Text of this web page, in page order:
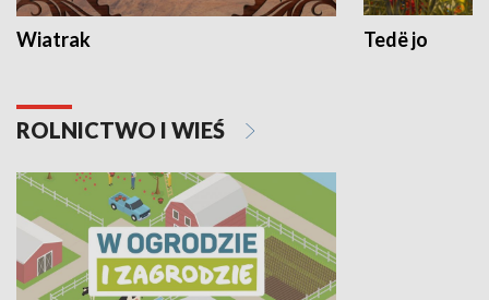
Wiatrak Tedë jo
ROLNICTWO I WIEŚ